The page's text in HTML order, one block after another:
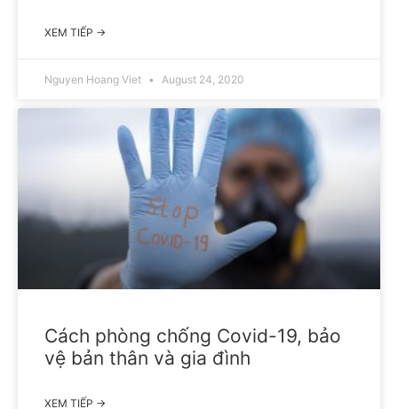
XEM TIẾP →
Nguyen Hoang Viet August 24, 2020
Cách phòng chống Covid-19, bảo
vệ bản thân và gia đình
XEM TIẾP →